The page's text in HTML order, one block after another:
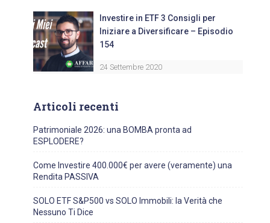
Investire in ETF 3 Consigli per
Iniziare a Diversificare – Episodio
154
24 Settembre 2020
Articoli recenti
Patrimoniale 2026: una BOMBA pronta ad
ESPLODERE?
Come Investire 400.000€ per avere (veramente) una
Rendita PASSIVA
SOLO ETF S&P500 vs SOLO Immobili: la Verità che
Nessuno Ti Dice